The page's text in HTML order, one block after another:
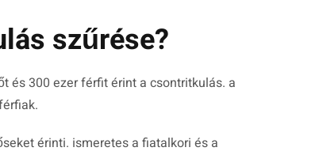
szűrése?
és 300 ezer férfit érint a csontritkulás. a
érinti. ismeretes a fiatalkori és a